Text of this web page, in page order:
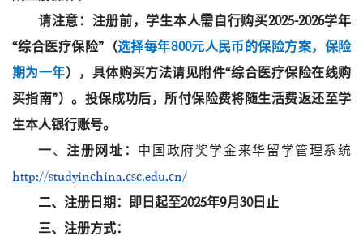
请注意：注册前，学生本人需自行购买2025-2026学年
“综合医疗保险”（选择每年800元人民币的保险方案，保险
期为一年），具体购买方法请见附件“综合医疗保险在线购
买指南”）。投保成功后，所付保险费将随生活费返还至学
生本人银行账号。
一、注册网址： 中国政府奖学金来华留学管理系统
http://studyinchina.csc.edu.cn/
二、注册日期：即日起至2025年9月30日止
三、注册方式：